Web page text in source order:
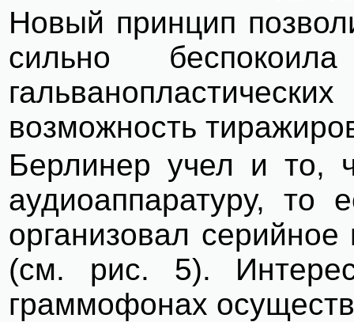
Новый принцип
сильно
возможность
Берлинер учел и то,
аудиоаппаратуру,
организовал
(см. рис. 5).
граммофонах